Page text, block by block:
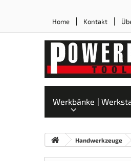
Home Kontakt
Werkbänke
Handwerkzeuge